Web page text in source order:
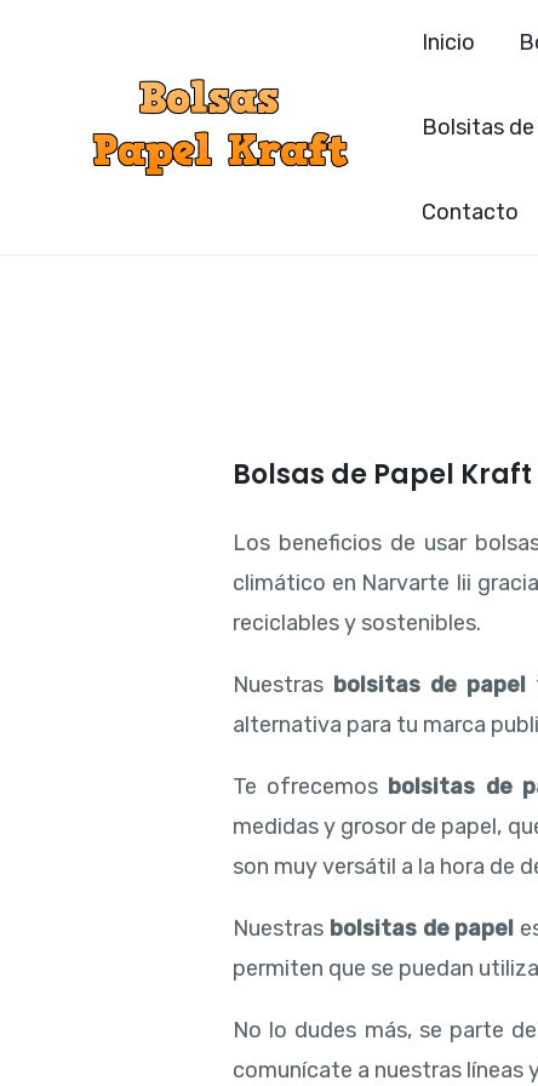
Inicio
Bolsitas
Contacto
Bolsas de Papel
Los beneficios de usar
climático en Narvarte Iii
reciclables y sostenibles.
Nuestras bolsitas de papel
alternativa para tu marca
Te ofrecemos bolsitas de
medidas y grosor de papel,
son muy versátil a la hora de
Nuestras bolsitas de papel
permiten que se puedan
No lo dudes más, se parte
comunícate a nuestras líneas